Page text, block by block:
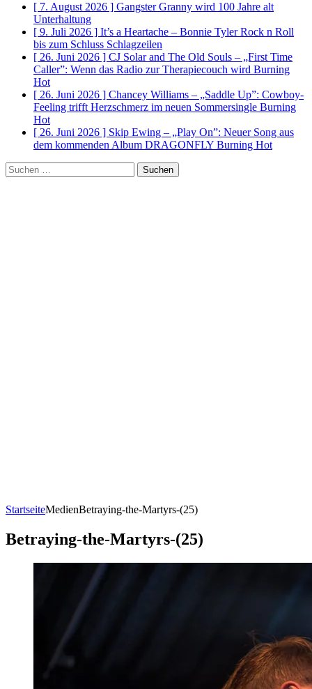
[ 7. August 2026 ] Gangster Granny wird 100 Jahre alt
Unterhaltung
[ 9. Juli 2026 ] It’s a Heartache – Bonnie Tyler Rock n Roll
bis zum Schluss Schlagzeilen
[ 26. Juni 2026 ] CJ Solar and The Old Souls – „First Time
Caller”: Wenn das Radio zur Therapiecouch wird Burning
Hot
[ 26. Juni 2026 ] Chancey Williams – „Saddle Up”: Cowboy-
Feeling trifft Herzschmerz im neuen Sommersingle Burning
Hot
[ 26. Juni 2026 ] Skip Ewing – „Play On”: Neuer Song aus
dem kommenden Album DRAGONFLY Burning Hot
Suchen
nach:
StartseiteMedienBetraying-the-Martyrs-(25)
Betraying-the-Martyrs-(25)